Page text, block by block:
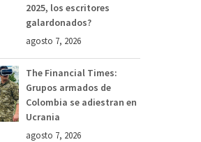
2025, los escritores
galardonados?
agosto 7, 2026
The Financial Times:
Grupos armados de
Colombia se adiestran en
Ucrania
agosto 7, 2026